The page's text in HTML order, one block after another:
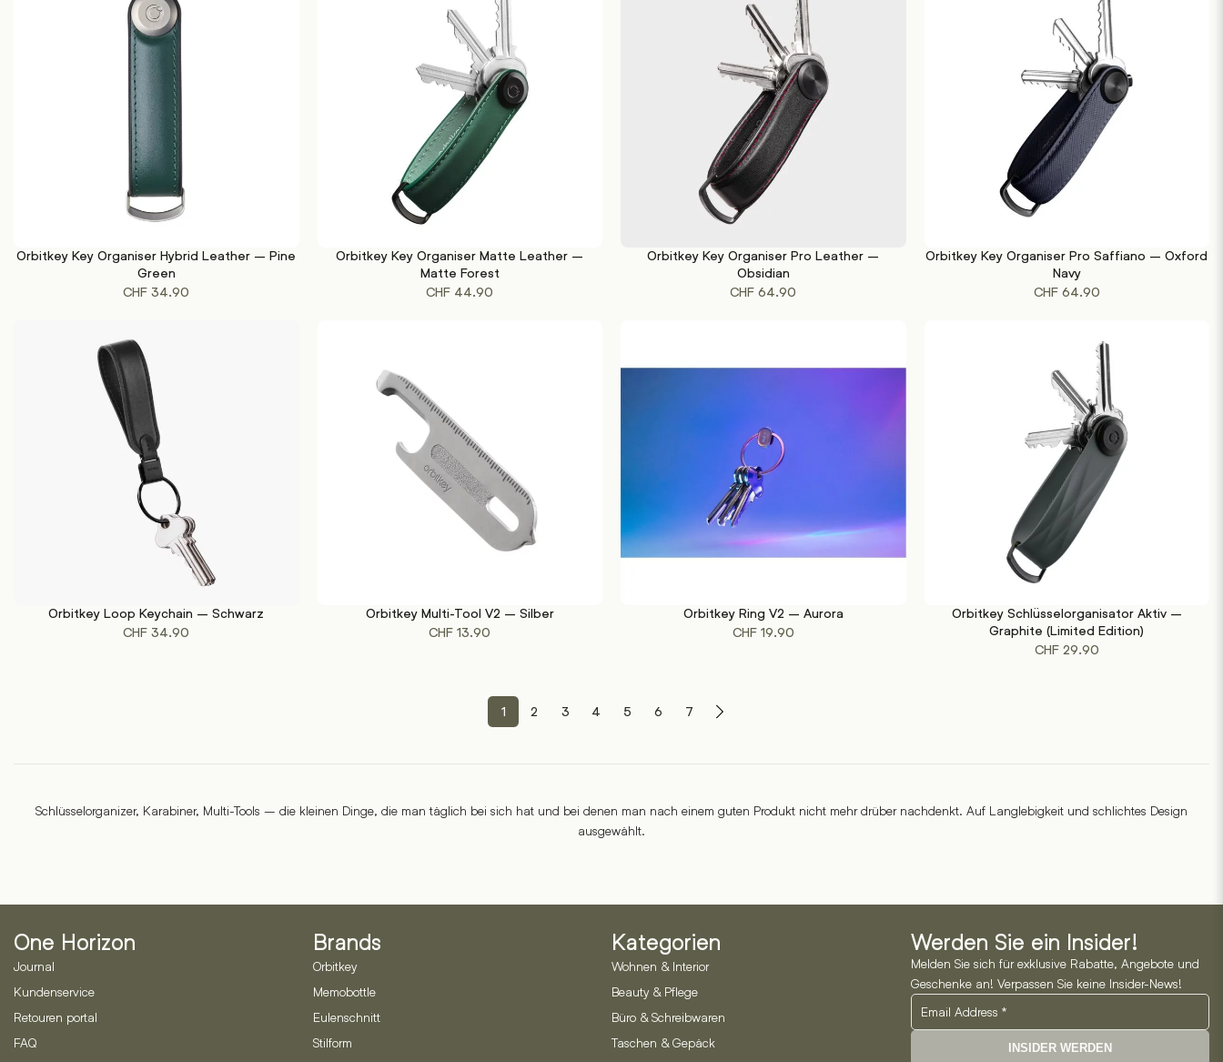
customer
ratings
customer
ratings
IN DEN WARENKORB
Orbitkey Key Organiser Hybrid Leather – Pine
Green
CHF 34.90
IN DEN WARENKORB
Orbitkey Key Organiser Matte Leather –
Matte Forest
CHF 44.90
IN DEN WARENKORB
Orbitkey Key Organiser Pro Leather –
Obsidian
CHF 64.90
IN DEN WARENKORB
Orbitkey Key Organiser Pro Saffiano – Oxford
Navy
CHF64.90
IN DEN WARENKORB
Orbitkey Loop Keychain – Schwarz
CHF 34.90
IN DEN WARENKORB
Orbitkey Multi-Tool V2 – Silber
CHF 13.90
IN DEN WARENKORB
Orbitkey Ring V2 – Aurora
CHF19.90
IN DEN WARENKORB
Orbitkey Schlüsselorganisator Aktiv –
Graphite (Limited Edition)
CHF29.90
1 2 3 4 5 6 7
Schlüsselorganizer, Karabiner, Multi-Tools – die kleinen Dinge, die man täglich bei sich hat und bei denen man nach einem guten Produkt nicht mehr drüber nachdenkt. Auf Langlebigkeit und schlichtes Design
ausgewählt.
One Horizon
Journal
Kundenservice
Retouren portal
FAQ
Brands
Orbitkey
Memobottle
Eulenschnitt
Stilform
Kategorien
Wohnen & Interior
Beauty & Pflege
Büro & Schreibwaren
Taschen & Gepäck
Werden Sie ein Insider!
Melden Sie sich für exklusive Rabatte, Angebote und
Geschenke an! Verpassen Sie keine Insider-News!
INSIDER WERDEN